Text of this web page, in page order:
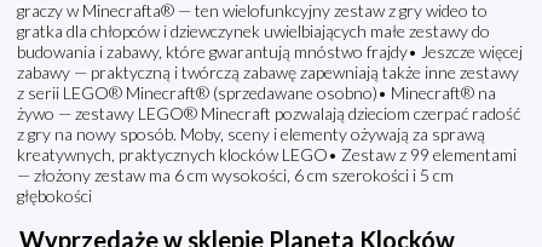
graczy w Minecrafta® — ten wielofunkcyjny zestaw z gry wideo to
gratka dla chłopców i dziewczynek uwielbiających małe zestawy do
budowania i zabawy, które gwarantują mnóstwo frajdy• Jeszcze więcej
zabawy — praktyczną i twórczą zabawę zapewniają także inne zestawy
z serii LEGO® Minecraft® (sprzedawane osobno)• Minecraft® na
żywo — zestawy LEGO® Minecraft pozwalają dzieciom czerpać radość
z gry na nowy sposób. Moby, sceny i elementy ożywają za sprawą
kreatywnych, praktycznych klocków LEGO• Zestaw z 99 elementami
— złożony zestaw ma 6 cm wysokości, 6 cm szerokości i 5 cm
głębokości
Wyprzedaże w sklepie Planeta Klocków